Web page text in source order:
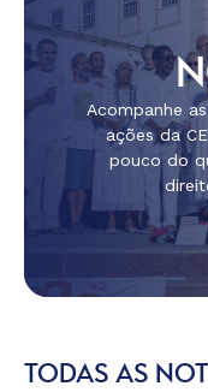
Acompanhe
ações da
pouco do
TODAS AS